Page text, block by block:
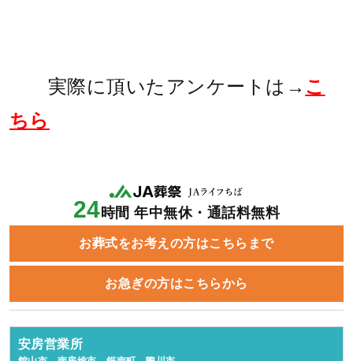
実際に頂いたアンケートは→ こ
ちら
24時間 年中無休・通話料無料
お葬式をお考えの方はこちらまで
お急ぎの方はこちらから
安房営業所